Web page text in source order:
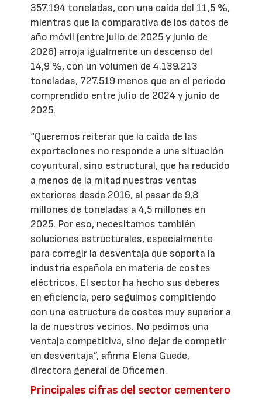
357.194 toneladas, con una caída del 11,5 %,
mientras que la comparativa de los datos de
año móvil (entre julio de 2025 y junio de
2026) arroja igualmente un descenso del
14,9 %, con un volumen de 4.139.213
toneladas, 727.519 menos que en el periodo
comprendido entre julio de 2024 y junio de
2025.
“Queremos reiterar que la caída de las
exportaciones no responde a una situación
coyuntural, sino estructural, que ha reducido
a menos de la mitad nuestras ventas
exteriores desde 2016, al pasar de 9,8
millones de toneladas a 4,5 millones en
2025. Por eso, necesitamos también
soluciones estructurales, especialmente
para corregir la desventaja que soporta la
industria española en materia de costes
eléctricos. El sector ha hecho sus deberes
en eficiencia, pero seguimos compitiendo
con una estructura de costes muy superior a
la de nuestros vecinos. No pedimos una
ventaja competitiva, sino dejar de competir
en desventaja”, afirma Elena Guede,
directora general de Oficemen.
Principales cifras del sector cementero